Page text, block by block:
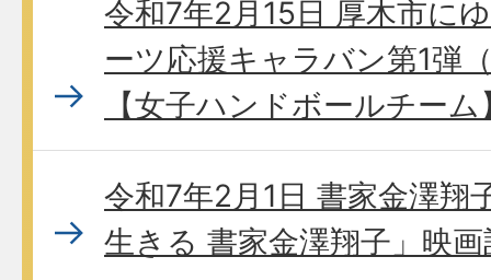
令和7年2月15日 厚木市に
ーツ応援キャラバン第1弾
【女子ハンドボールチーム
令和7年2月1日 書家金澤翔
生きる 書家金澤翔子」映